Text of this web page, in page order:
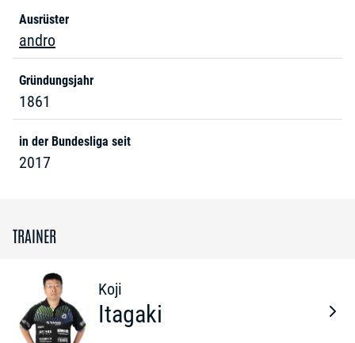
Ausrüster
andro
Gründungsjahr
1861
in der Bundesliga seit
2017
TRAINER
Koji
Itagaki